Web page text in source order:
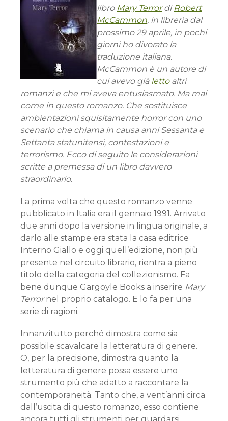
libro Mary Terrordi Robert
McCammon, in libreria dal
prossimo 29 aprile, in pochi
giorni ho divorato la
traduzione italiana.
McCammon è un autore di
cui avevo già lettoaltri
romanzi e che mi aveva entusiasmato. Ma mai
come in questo romanzo. Che sostituisce
ambientazioni squisitamente horror con uno
scenario che chiama in causa anni Sessanta e
Settanta statunitensi, contestazioni e
terrorismo. Ecco di seguito le considerazioni
scritte a premessa di un libro davvero
straordinario.
La prima volta che questo romanzo venne
pubblicato in Italia era il gennaio 1991. Arrivato
due anni dopo la versione in lingua originale, a
darlo alle stampe era stata la casa editrice
Interno Giallo e oggi quell’edizione, non più
presente nel circuito librario, rientra a pieno
titolo della categoria del collezionismo. Fa
bene dunque Gargoyle Books a inserire Mary
Terrornel proprio catalogo. E lo fa per una
serie di ragioni.
Innanzitutto perché dimostra come sia
possibile scavalcare la letteratura di genere.
O, per la precisione, dimostra quanto la
letteratura di genere possa essere uno
strumento più che adatto a raccontare la
contemporaneità. Tanto che, a vent’anni circa
dall’uscita di questo romanzo, esso contiene